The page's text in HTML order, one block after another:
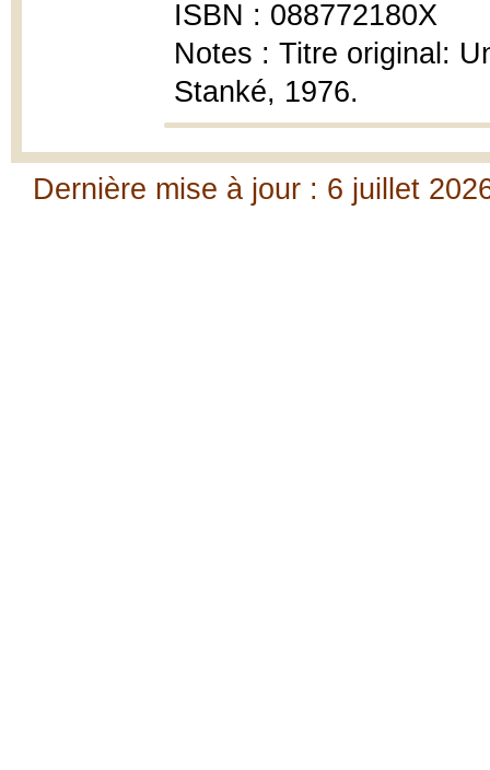
ISBN : 088772180X
Notes : Titre original:
Stanké, 1976.
Dernière mise à jour : 6 juillet